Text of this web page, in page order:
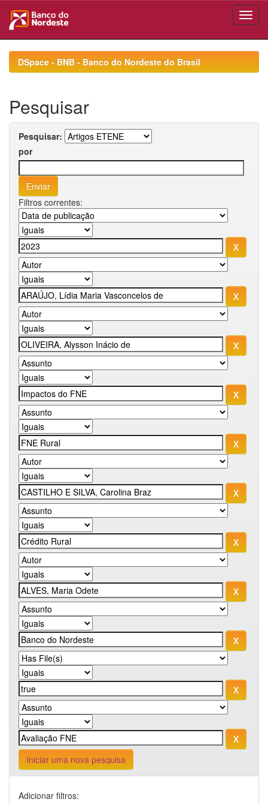
navigationDSpace - BNB - Banco do Nordeste do Brasil
Pesquisar
Pesquisar:
por
Filtros correntes:
Iniciar uma nova pesquisa
Adicionar filtros: